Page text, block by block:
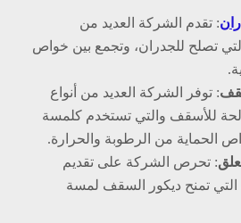
: تقدم الشركة العديد من
تصلح للجدران، وتجمع بين خواص
: توفر الشركة العديد من أنواع
للأسقف والتي تستخدم كلمسة
الحماية من الرطوبة والحرارة.
: تحرص الشركة على تقديم
تمنح ديكور السقف لمسة